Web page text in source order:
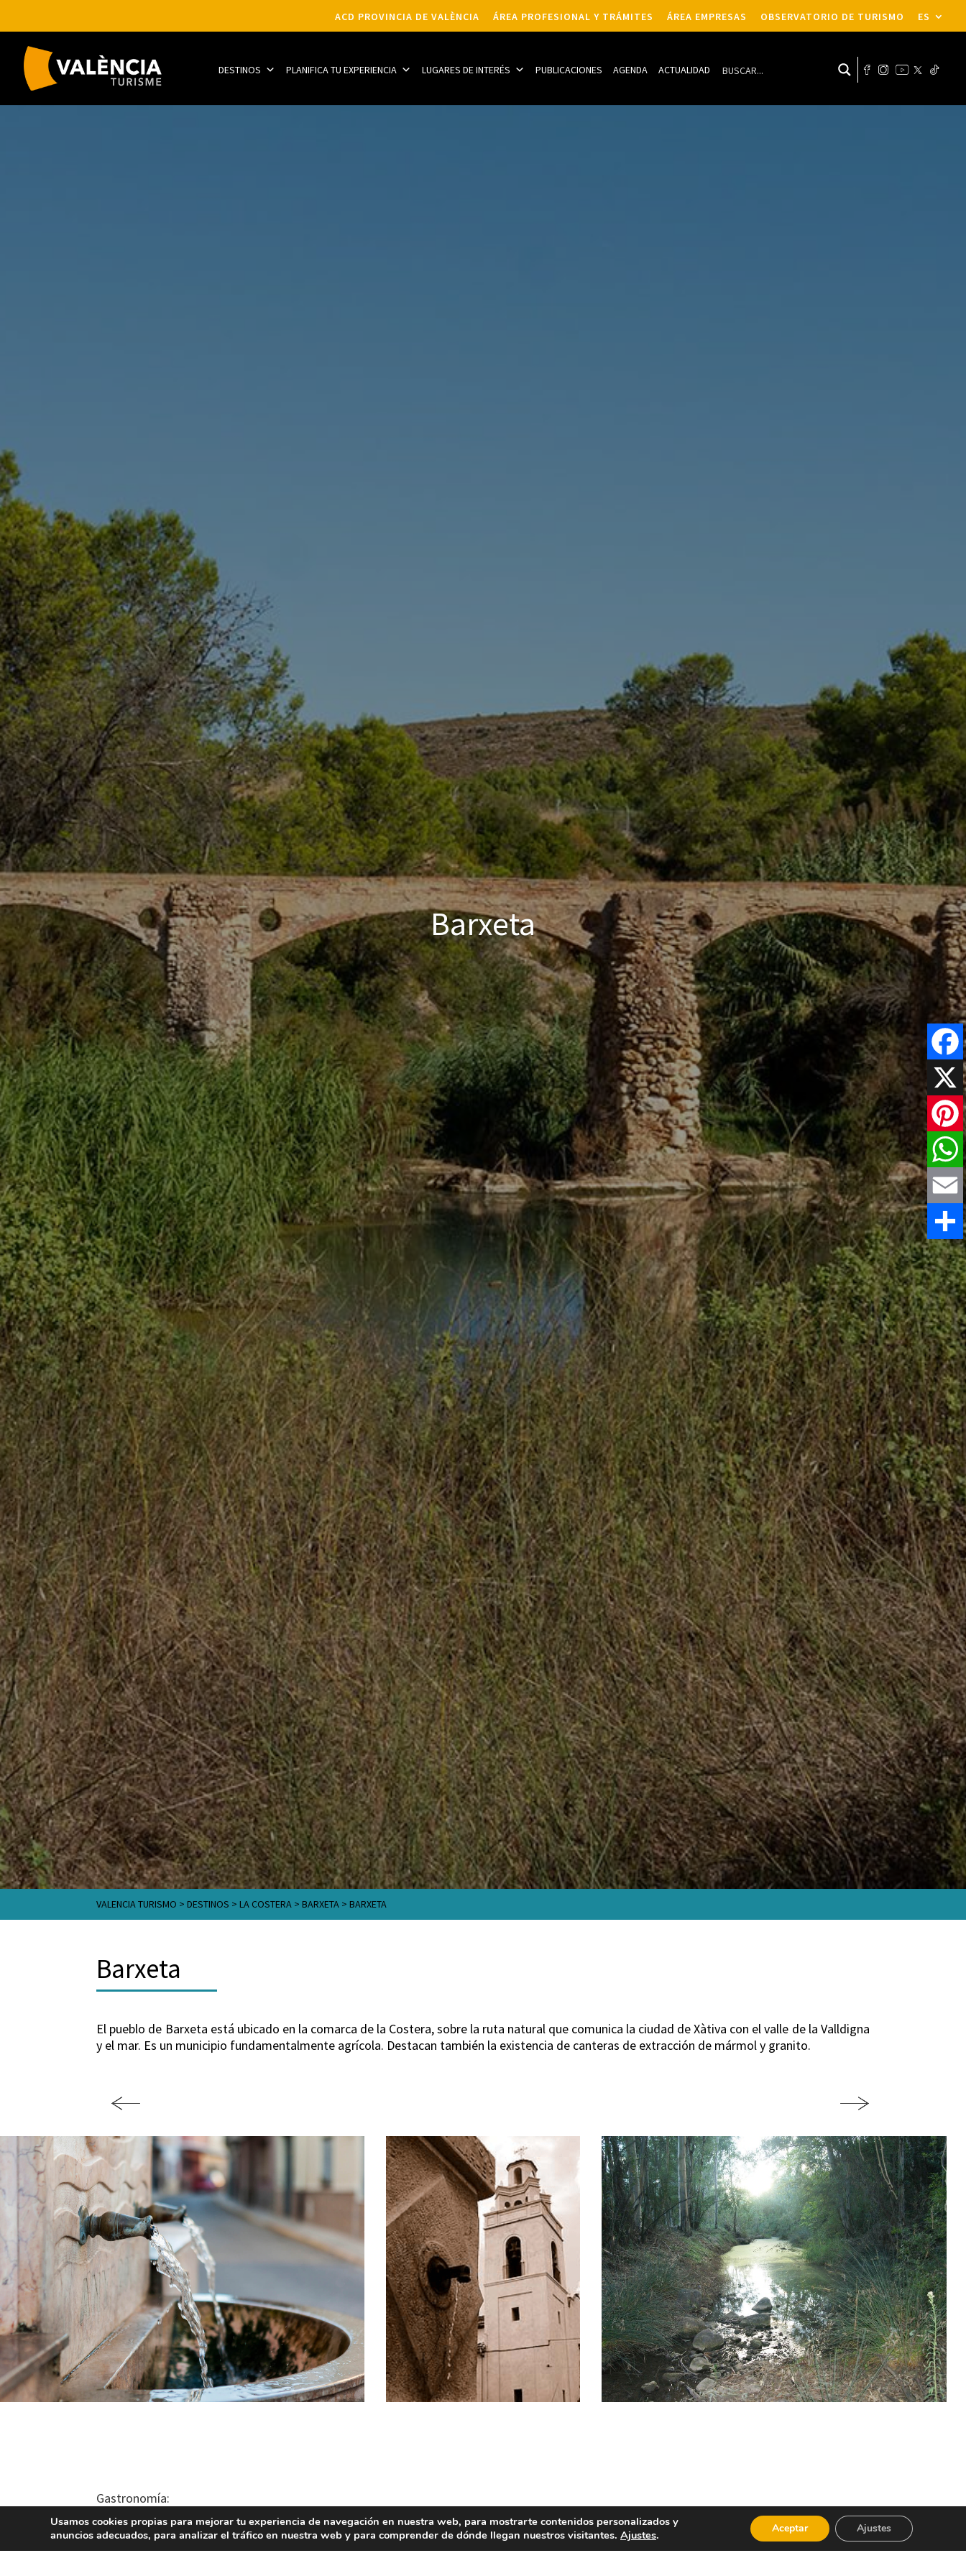
ACD PROVINCIA DE VALÈNCIA ÁREA PROFESIONAL Y TRÁMITES ÁREA EMPRESAS OBSERVATORIO DE TURISMO ES
DESTINOS PLANIFICA TU EXPERIENCIA LUGARES DE INTERÉS PUBLICACIONES AGENDA ACTUALIDAD
Barxeta
VALENCIA TURISMO >DESTINOS >LA COSTERA >BARXETA >BARXETA
Barxeta
El pueblo de Barxeta está ubicado en la comarca de la Costera, sobre la ruta natural que comunica la ciudad de Xàtiva con el valle de la Valldigna
y el mar. Es un municipio fundamentalmente agrícola. Destacan también la existencia de canteras de extracción de mármol y granito.
Gastronomía:
Los platos más típicos son “L’arròs al forn», la paella, «l’espardenyà», «l’arròs amb fesols i naps».
Dulces y repostería típica: las tortas de nueces y las monas de pascua.
X
Email
Usamos cookies propias para mejorar tu experiencia de navegación en nuestra web, para mostrarte contenidos personalizados y
anuncios adecuados, para analizar el tráfico en nuestra web y para comprender de dónde llegan nuestros visitantes. Ajustes. Aceptar Ajustes